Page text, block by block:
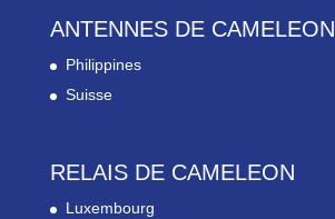
ANTENNES DE CAMELEON
Philippines
Suisse
RELAIS DE CAMELEON
Luxembourg